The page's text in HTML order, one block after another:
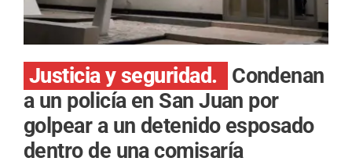
Justicia y seguridad.
Condenan
a un policía en San Juan por
golpear a un detenido esposado
dentro de una comisaría